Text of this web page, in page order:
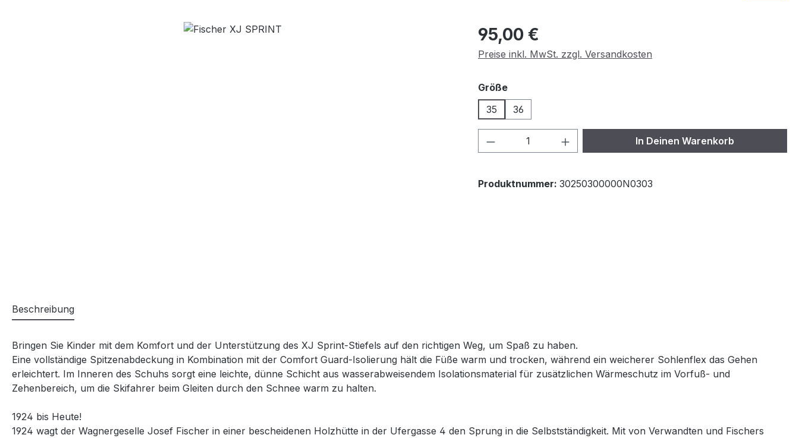
Regulärer Preis:
95,00 €
Preise inkl. MwSt. zzgl. Versandkosten
Größeauswählen
35
36
Produkt Anzahl: Gib den gewünschten Wert
In Deinen Warenkorb
Produktnummer: 30250300000N0303
Beschreibung
Bringen Sie Kinder mit dem Komfort und der Unterstützung des XJ Sprint-Stiefels auf den richtigen Weg, um Spaß zu haben.
Eine vollständige Spitzenabdeckung in Kombination mit der Comfort Guard-Isolierung hält die Füße warm und trocken, während ein weicherer Sohlenflex das Gehen
erleichtert. Im Inneren des Schuhs sorgt eine leichte, dünne Schicht aus wasserabweisendem Isolationsmaterial für zusätzlichen Wärmeschutz im Vorfuß- und
Zehenbereich, um die Skifahrer beim Gleiten durch den Schnee warm zu halten.
1924 bis Heute!
1924 wagt der Wagnergeselle Josef Fischer in einer bescheidenen Holzhütte in der Ufergasse 4 den Sprung in die Selbstständigkeit. Mit von Verwandten und Fischers